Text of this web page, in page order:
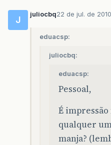
J
juliocbq22 de jul. de 2010
eduacsp:
juliocbq:
eduacsp:
Pessoal,
É
qualquer
manja?